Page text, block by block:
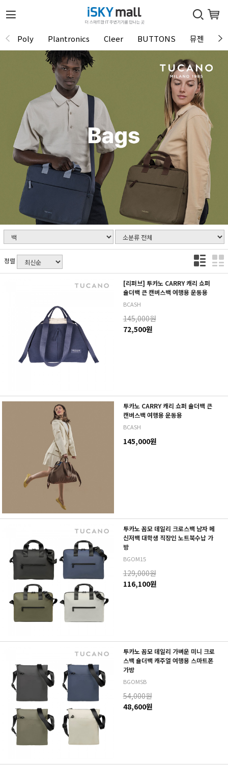
Poly Plantronics Cleer BUTTONS 뮤젠
1 / 0
정렬
[리퍼브] 투카노 CARRY 캐리 쇼퍼
숄더백 큰 캔버스백 여행용 운동용
BCASH
145,000원
72,500원
투카노 CARRY 캐리 쇼퍼 숄더백 큰
캔버스백 여행용 운동용
BCASH
145,000원
투카노 꼼모 데일리 크로스백 남자 메
신저백 대학생 직장인 노트북수납 가
방
BGOM15
129,000원
116,100원
투카노 꼼모 데일리 가벼운 미니 크로
스백 숄더백 캐주얼 여행용 스마트폰
가방
BGOMSB
54,000원
48,600원